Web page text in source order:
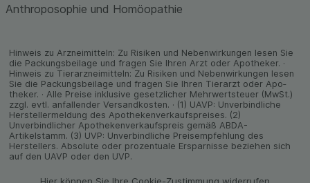
Anthroposophie und Homöopathie
Hinweis zu Arzneimitteln: Zu Risiken und Neben­wirkungen lesen Sie
die Packungs­beilage und fragen Sie Ihren Arzt oder Apo­theker. ·
Hinweis zu Tier­arz­nei­mitteln: Zu Risiken und Neben­wirkungen lesen
Sie die Packungs­beilage und fragen Sie Ihren Tier­arzt oder Apo­
theker. · Alle Preise inklusive gesetz­licher Mehrwertsteuer (MwSt.)
zzgl. evtl. anfallender Versand­kosten. · (1) UAVP: Unverbindliche
Herstellermeldung des Apothekenverkaufspreises. (2)
Unverbindlicher Apothekenverkaufspreis gemäß ABDA-
Artikelstamm. (3) UVP: Unverbindliche Preisempfehlung des
Herstellers. Absolute oder prozentuale Ersparnisse beziehen sich
auf den UAVP oder den UVP.